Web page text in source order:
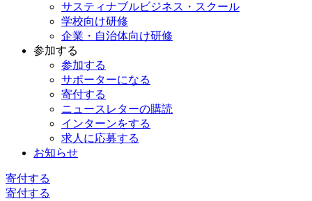
サスティナブルビジネス・スクール
学校向け研修
企業・自治体向け研修
参加する
参加する
サポーターになる
寄付する
ニュースレターの購読
インターンをする
求人に応募する
お知らせ
寄付する
寄付する